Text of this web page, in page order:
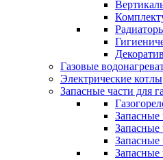
Газовые
Электрические котлы
Запасные части для
Запасные
Запасные
Запасные
Запасные